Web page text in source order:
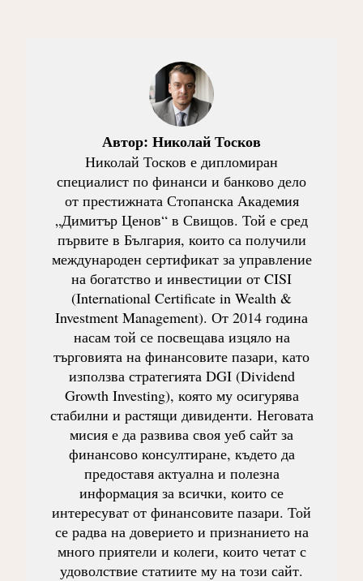
Автор: Николай Тосков
Николай Тосков е дипломиран
специалист по финанси и банково дело
от престижната Стопанска Академия
„Димитър Ценов“ в Свищов. Той е сред
първите в България, които са получили
международен сертификат за управление
на богатство и инвестиции от CISI
(International Certificate in Wealth &
Investment Management). От 2014 година
насам той се посвещава изцяло на
търговията на финансовите пазари, като
използва стратегията DGI (Dividend
Growth Investing), която му осигурява
стабилни и растящи дивиденти. Неговата
мисия е да развива своя уеб сайт за
финансово консултиране, където да
предоставя актуална и полезна
информация за всички, които се
интересуват от финансовите пазари. Той
се радва на доверието и признанието на
много приятели и колеги, които четат с
удоволствие статиите му на този сайт.